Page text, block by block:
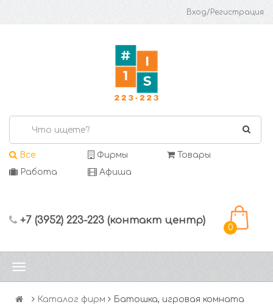
Вход/Регистрация
Все Фирмы
Товары
Работа
Афиша
+7 (3952) 223-223 (контакт центр)
0
Каталог фирм Батошка, игровая комната